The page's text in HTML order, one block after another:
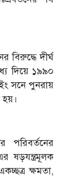
বিরুদ্ধে দীর্ঘ
দিয়ে ১৯৯০
সনে পুনরায়
হয়।
পরিবর্তনের
ষড়যন্ত্রমূলক
ক্ষমতা,